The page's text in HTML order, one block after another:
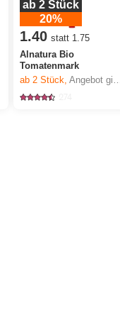
ab 2 Stück
20%
1.40 statt 1.75
Alnatura Bio
Tomatenmark
ab 2Stück,Angebot gilt nur vom 6.8. bis 12.8.2026, solange Vorrat.